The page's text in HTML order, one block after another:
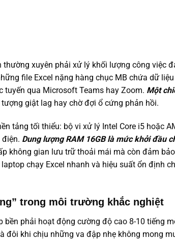
xuyên phải xử lý khối lượng công việc
file Excel nặng hàng chục MB chứa dữ
tuyến qua Microsoft Teams hay Zoom. Một
giật lag hay chờ đợi ổ cứng phản hồi.
tảng tối thiểu: bộ vi xử lý Intel Core i5 hoặc
điện. Dung lượng RAM 16GB là mức khởi đầu
không gian lưu trữ thoải mái mà còn đảm
chạy Excel nhanh và hiệu suất ổn định
trong môi trường khắc nghiệt
phải hoạt động cường độ cao 8-10 tiếng
đôi khi chịu những va đập nhẹ không mong